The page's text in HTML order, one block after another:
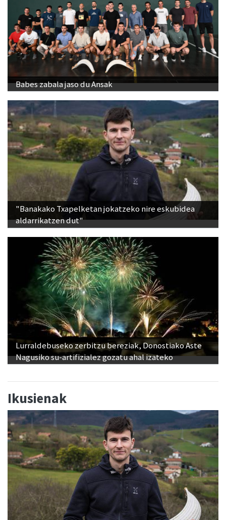
Babes zabala jaso du Ansak
"Banakako Txapelketan jokatzeko nire eskubidea
aldarrikatzen dut"
Lurraldebuseko zerbitzu bereziak, Donostiako Aste
Nagusiko su-artifizialez gozatu ahal izateko
Ikusienak